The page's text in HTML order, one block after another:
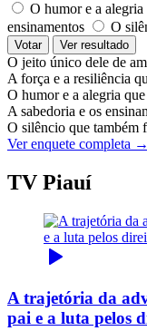
O humor e a alegria
ensinamentos
O
Votar Ver resultado
O jeito único dele de
A força e a resiliência
O humor e a alegria
A sabedoria e os
O silêncio que também
Ver enquete completa →
TV Piauí
A trajetória da
pai e a luta pelos